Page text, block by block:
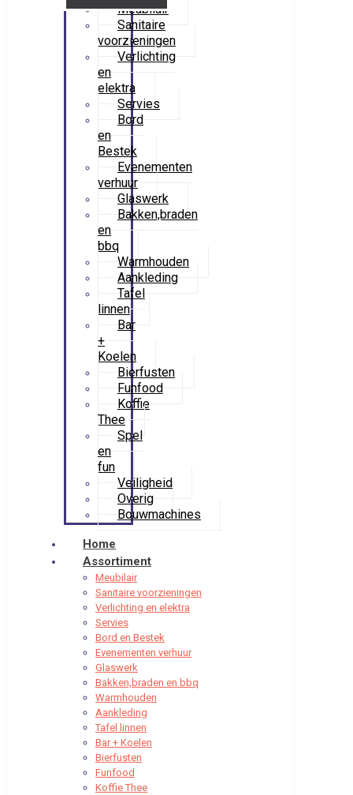
Meubilair
Sanitaire
voorzieningen
Verlichting
en
elektra
Servies
Bord
en
Bestek
Evenementen
verhuur
Glaswerk
Bakken,braden
en
bbq
Warmhouden
Aankleding
Tafel
linnen
Bar
+
Koelen
Bierfusten
Funfood
Koffie
Thee
Spel
en
fun
Veiligheid
Overig
Bouwmachines
Home
Assortiment
Meubilair
Sanitaire voorzieningen
Verlichting en elektra
Servies
Bord en Bestek
Evenementen verhuur
Glaswerk
Bakken,braden en bbq
Warmhouden
Aankleding
Tafel linnen
Bar + Koelen
Bierfusten
Funfood
Koffie Thee